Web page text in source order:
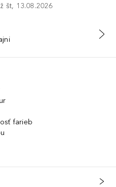
št, 13.08.2026
KOŠÍKA
farieb